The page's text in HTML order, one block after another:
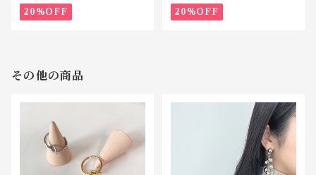
20%OFF 20%OFF
その他の商品